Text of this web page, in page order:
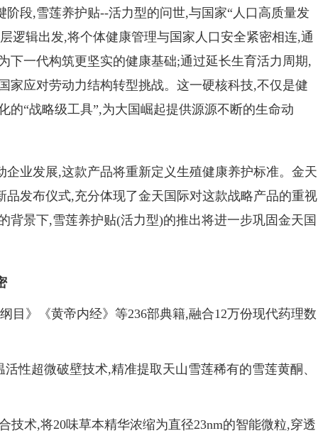
段,雪莲养护贴--活力型的问世,与国家“人口高质量发
逻辑出发,将个体健康管理与国家人口安全紧密相连,通
下一代构筑更坚实的健康基础;通过延长生育活力周期,
家应对劳动力结构转型挑战。这一硬核科技,不仅是健
的“战略级工具”,为大国崛起提供源源不断的生命动
业发展,这款产品将重新定义生殖健康养护标准。金天
品发布仪式,充分体现了金天国际对这款战略产品的重视
背景下,雪莲养护贴(活力型)的推出将进一步巩固金天国
目》《黄帝内经》等236部典籍,融合12万份现代药理数
性超微破壁技术,精准提取天山雪莲稀有的雪莲黄酮、
技术,将20味草本精华浓缩为直径23nm的智能微粒,穿透